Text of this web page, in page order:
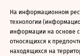
На информационном
технологии
информации на основе
относящихся к
находящихся на